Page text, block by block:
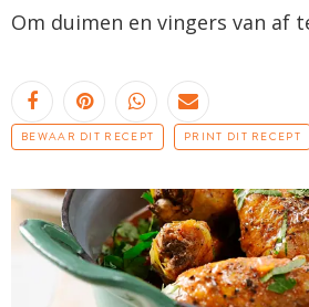
Om duimen en vingers van af
BEWAAR DIT RECEPT PRINT DIT RECEPT